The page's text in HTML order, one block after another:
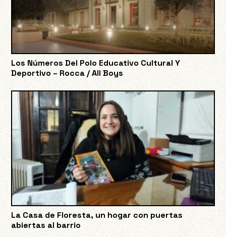
Los Números Del Polo Educativo Cultural Y
Deportivo – Rocca / All Boys
La Casa de Floresta, un hogar con puertas
abiertas al barrio